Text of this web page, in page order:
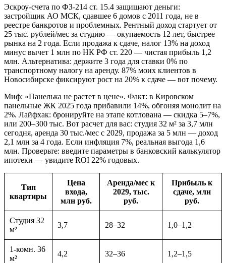
Эскроу-счета по ФЗ-214 ст. 15.4 защищают деньги:
застройщик АО МСК, сдавшее 6 домов с 2011 года, не в
реестре банкротов и проблемных. Рентный доход стартует от
25 тыс. рублей/мес за студию — окупаемость 12 лет, быстрее
рынка на 2 года. Если продажа к сдаче, налог 13% на доход
минус вычет 1 млн по НК РФ ст. 220 — чистая прибыль 1,2
млн. Альтернатива: держите 3 года для ставки 0% по
транспортному налогу на аренду. 87% моих клиентов в
Новосибирске фиксируют рост на 20% к сдаче — вот почему.
Миф: «Панелька не растет в цене». Факт: в Кировском
панельные ЖК 2025 года прибавили 14%, обгоняя монолит на
2%. Лайфхак: бронируйте на этапе котлована — скидка 5–7%,
или 200–300 тыс. Вот расчет для вас: студия 32 м² за 3,7 млн
сегодня, аренда 30 тыс./мес с 2029, продажа за 5 млн — доход
2,1 млн за 4 года. Если инфляция 7%, реальная выгода 1,6
млн. Проверьте: введите параметры в банковский калькулятор
ипотеки — увидите ROI 22% годовых.
Тип
квартиры
Цена
входа,
млн руб.
Аренда/мес к
2029, тыс.
руб.
Прибыль к
сдаче, млн
руб.
Студия 32
м²
3,7 28–32 1,0–1,2
1-комн. 36
м²
4,2 32–36 1,2–1,5